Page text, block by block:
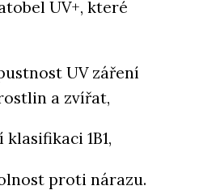
UV+, které
UV záření
a zvířat,
1B1,
proti nárazu.